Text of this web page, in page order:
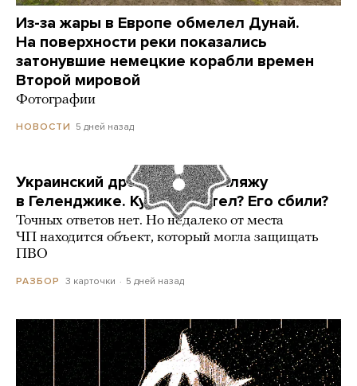
Из-за жары в Европе обмелел Дунай.
На поверхности реки показались
затонувшие немецкие корабли времен
Второй мировой
Фотографии
НОВОСТИ 5 дней назад
Украинский дрон попал по пляжу
в Геленджике. Куда он летел? Его сбили?
Точных ответов нет. Но недалеко от места
ЧП находится объект, который могла защищать
ПВО
РАЗБОР 3 карточки 5 дней назад